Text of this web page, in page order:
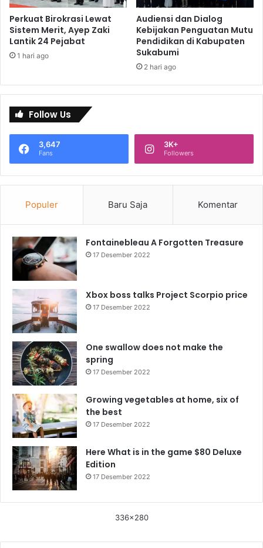
Perkuat Birokrasi Lewat
Sistem Merit, Ayep Zaki
Lantik 24 Pejabat
1 hari ago
Audiensi dan Dialog
Kebijakan Penguatan Mutu
Pendidikan di Kabupaten
Sukabumi
2 hari ago
Follow Us
3,647
Fans
3K+
Followers
Populer Baru Saja Komentar
Fontainebleau A Forgotten Treasure
17 Desember 2022
Xbox boss talks Project Scorpio price
17 Desember 2022
One swallow does not make the
spring
17 Desember 2022
Growing vegetables at home, six of
the best
17 Desember 2022
Here What is in the game $80 Deluxe
Edition
17 Desember 2022
336x280